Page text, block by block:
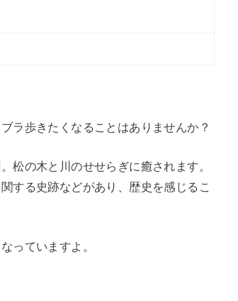
ラ歩きたくなることはありませんか？
松の木と川のせせらぎに癒されます。
する史跡などがあり、歴史を感じるこ
っていますよ。